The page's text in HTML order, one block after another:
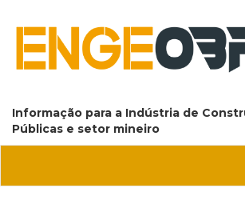
Informação para a Indústria de
Públicas e setor mineiro